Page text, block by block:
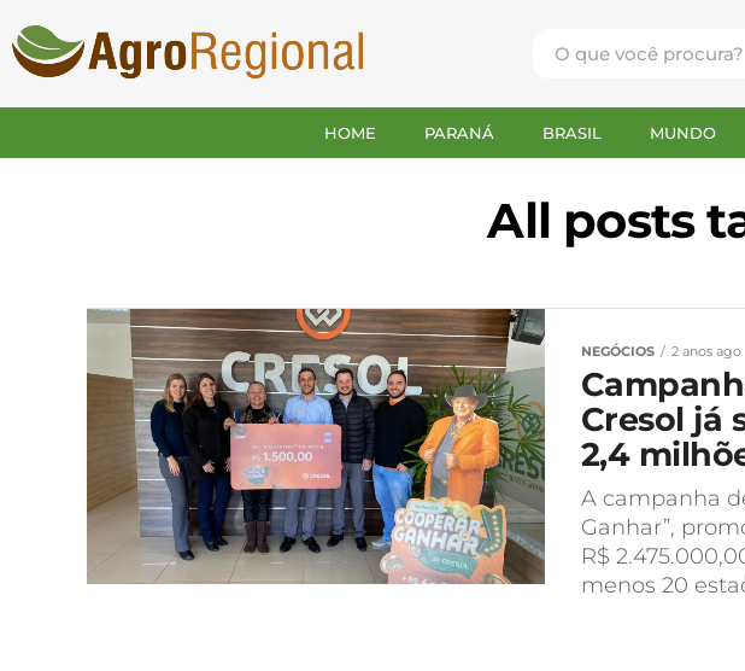
HOME PARANÁ BRASIL MUNDO
All posts
NEGÓCIOS 2 anos ago
Cresol já
2,4
A campanha
Ganhar”,
R$
menos 20